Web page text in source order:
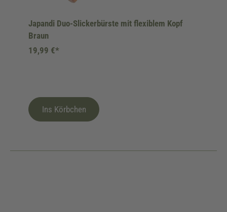
Japandi Duo-Slickerbürste mit flexiblem Kopf
Braun
19,99 €*
Ins Körbchen